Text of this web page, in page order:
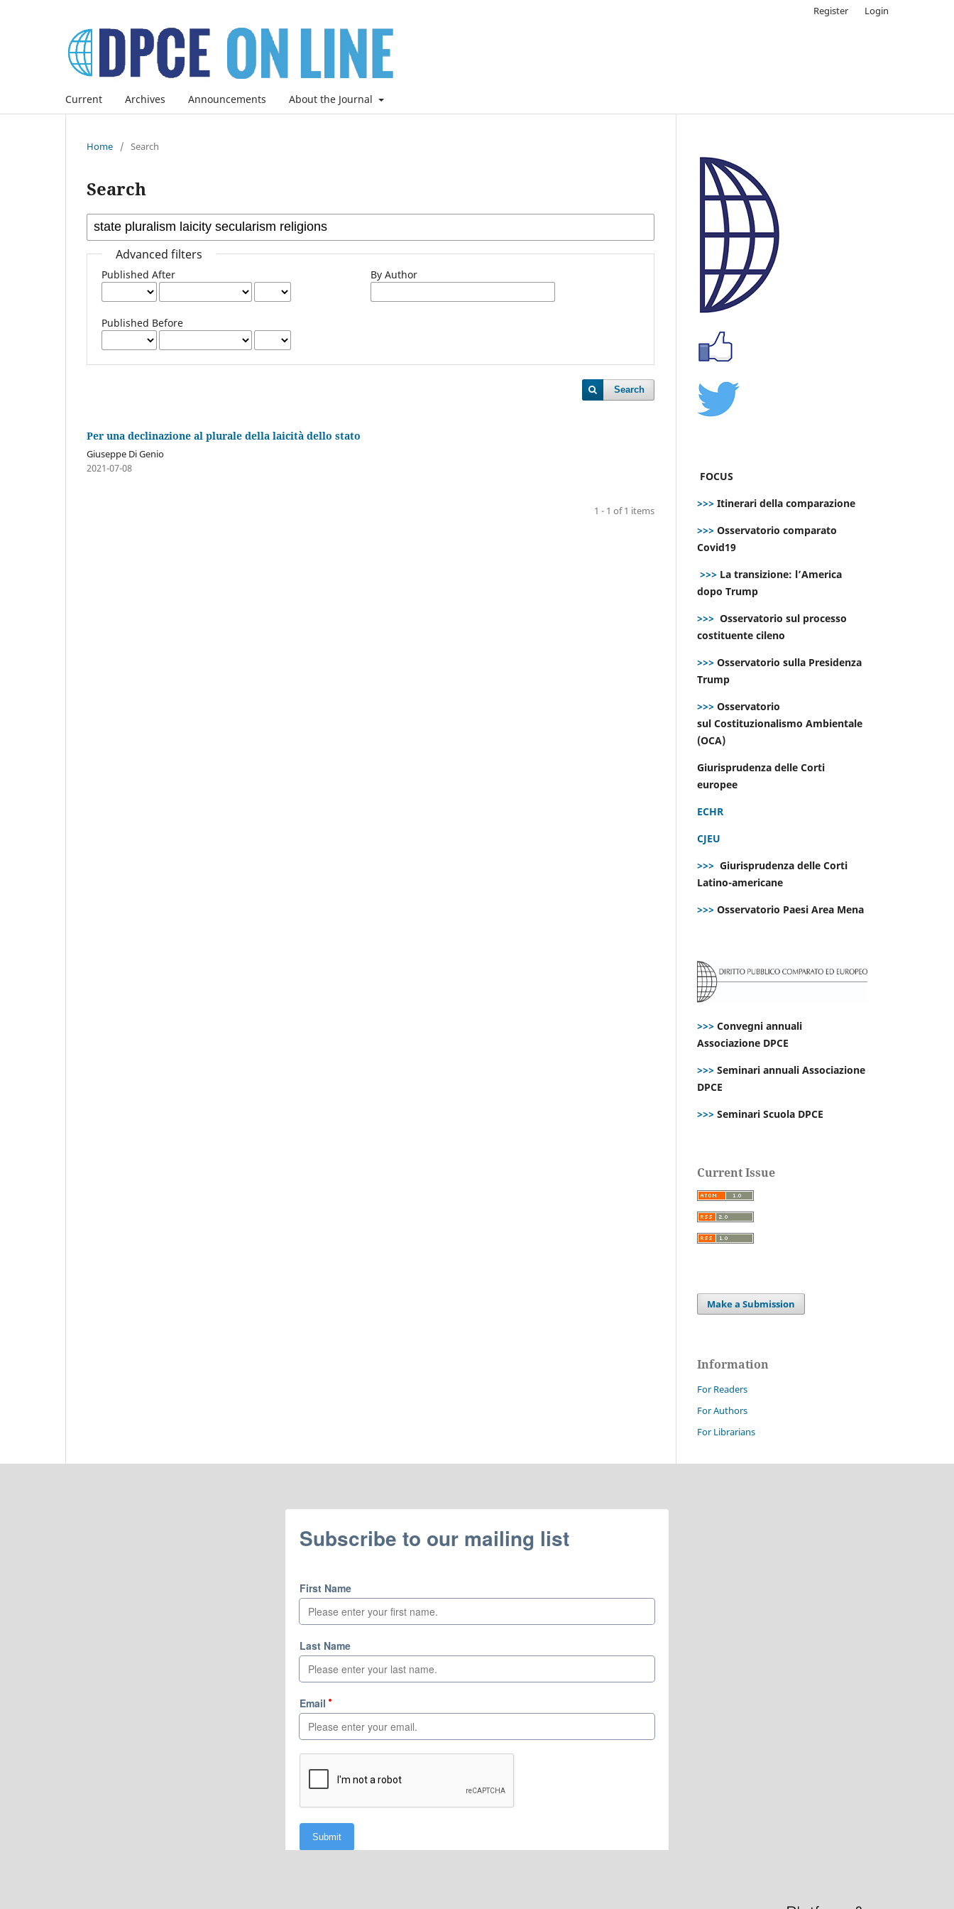
Current Archives Announcements About the Journal
Register Login
Home / Search
Search
Advanced filters
Published After
Published Before
By Author
Search
Per una declinazione al plurale della laicità dello stato
Giuseppe Di Genio
2021-07-08
1 - 1 of 1 items
FOCUS
>>> Itinerari della comparazione
>>> Osservatorio comparato
Covid19
>>> La transizione: l’America
dopo Trump
>>> Osservatorio sul processo
costituente cileno
>>> Osservatorio sulla Presidenza
Trump
>>> Osservatorio
sul Costituzionalismo Ambientale
(OCA)
Giurisprudenza delle Corti
europee
ECHR
CJEU
>>> Giurisprudenza delle Corti
Latino-americane
>>> Osservatorio Paesi Area Mena
>>> Convegni annuali
Associazione DPCE
>>> Seminari annuali Associazione
DPCE
>>> Seminari Scuola DPCE
Current Issue
Make a Submission
Information
For Readers
For Authors
For Librarians